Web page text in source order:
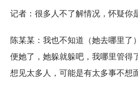
记者：很多人不了解情况，怀疑你
陈某某：我也不知道（她去哪里了
便她了，她躲就躲吧，我哪里管得
想见太多人，可能是有太多事不